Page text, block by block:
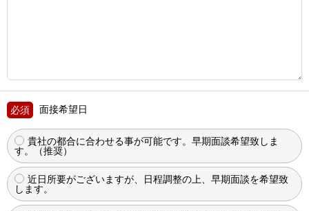
面接希望日
貴社の都合に合わせる事が可能です。早期面談希望致しま
す。（推奨）
近日所要がございますが、日程調整の上、早期面談を希望致
します。